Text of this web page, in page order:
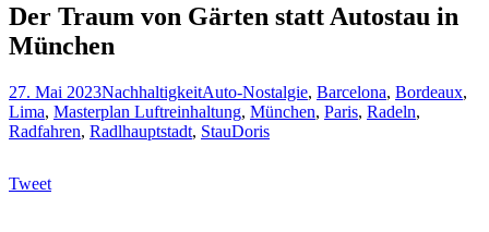
Der Traum von Gärten statt Autostau in
München
27. Mai 2023NachhaltigkeitAuto-Nostalgie, Barcelona, Bordeaux,
Lima, Masterplan Luftreinhaltung, München, Paris, Radeln,
Radfahren, Radlhauptstadt, StauDoris
Tweet